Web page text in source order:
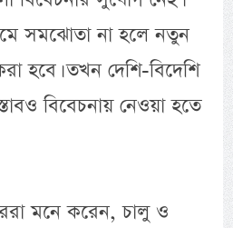
সমঝোতা না হলে নতুন
হবে। তখন দেশি-বিদেশি
বিবেচনায় নেওয়া হতে
মনে করেন, চালু ও